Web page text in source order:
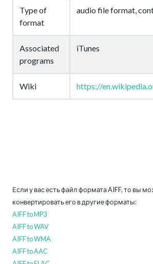
Type of
format
audio file format,
Associated
programs
iTunes
Wiki https://
Если у вас есть файл формата AIFF, то вы
конвертировать его в другие форматы:
AIFF to MP3
AIFF to WAV
AIFF to WMA
AIFF to AAC